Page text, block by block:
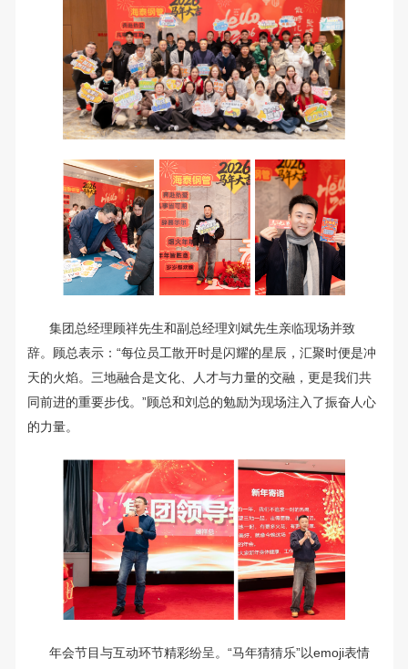
集团总经理顾祥先生和副总经理刘斌先生亲临现场并致
辞。顾总表示：“每位员工散开时是闪耀的星辰，汇聚时便是冲
天的火焰。三地融合是文化、人才与力量的交融，更是我们共
同前进的重要步伐。”顾总和刘总的勉励为现场注入了振奋人心
的力量。
年会节目与互动环节精彩纷呈。“马年猜猜乐”以emoji表情